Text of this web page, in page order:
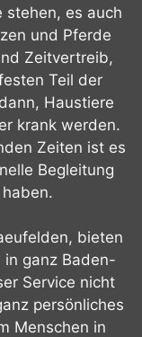
es auch
und Pferde
Zeitvertreib,
Teil der
Haustiere
krank werden.
Zeiten ist es
Begleitung
bieten
ganz Baden-
Service nicht
persönliches
Menschen in